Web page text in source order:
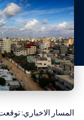
المسار الاخباري: